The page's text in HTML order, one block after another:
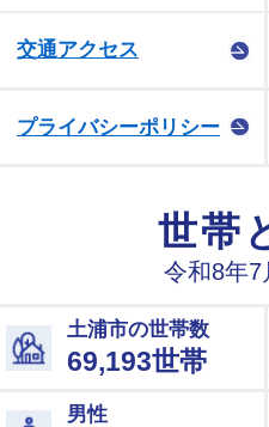
交通アクセス
プライバシーポリシー